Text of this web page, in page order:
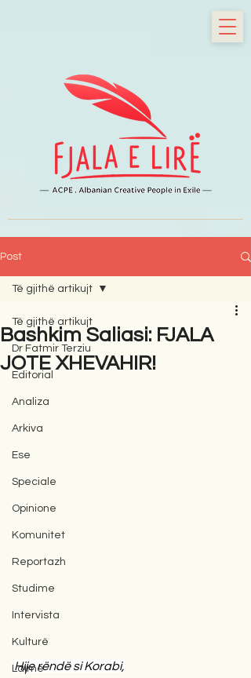
Post
Të gjithë artikujt
Dr Fatmir Terziu
Editorial
Analiza
Arkiva
Ese
Speciale
Opinione
Komunitet
Reportazh
Studime
Intervista
Kulturë
Lajme
Të gjithë artikujt
Bashkim Saliasi: FJALA
JOTE XHEVAHIR!
Hije rëndë si Korabi,